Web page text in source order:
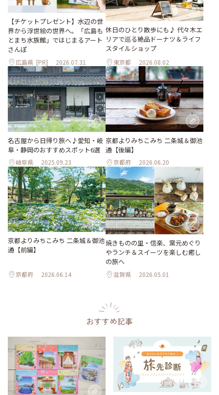
【チケットプレゼント】水辺の世
界から浮世絵の世界へ。「広島も
とまち水族館」ではじまるアート
さんぽ
広島県 [PR] 2026.07.31
休日のひとり散歩にも♪ 代々木エ
リアで巡る絶品ドーナツ＆ライフ
スタイルショップ
東京都 2026.08.02
名古屋から日帰り旅へ♪愛知・岐
阜・静岡のおすすめスポット6選
岐阜県 2025.09.23
京都よりみちこみち 二条城＆御池
通【後編】
京都府 2026.06.20
京都よりみちこみち 二条城＆御池
通【前編】
京都府 2026.06.14
焼きものの里・信楽、窯元めぐり
やランチ＆スイーツを楽しむ癒し
の旅へ
滋賀県 2026.05.01
おすすめ記事